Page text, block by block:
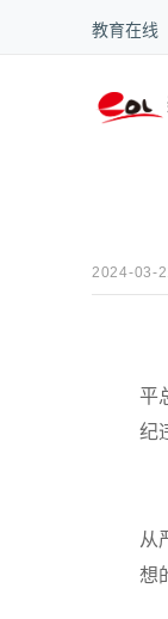
教育在线
2024-03-
平
纪
从
想